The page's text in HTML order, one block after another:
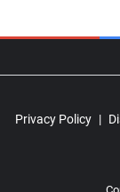
Privacy Policy